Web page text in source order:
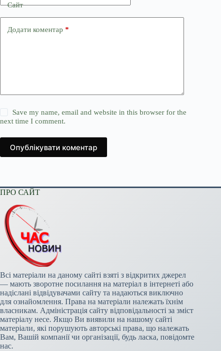
Сайт
Додати коментар *
Save my name, email and website in this browser for the
next time I comment.
Опублікувати коментар
ПРО САЙТ
Всі матеріали на даному сайті взяті з відкритих джерел
— мають зворотне посилання на матеріал в інтернеті або
надіслані відвідувачами сайту та надаються виключно
для ознайомлення. Права на матеріали належать їхнім
власникам. Адміністрація сайту відповідальності за зміст
матеріалу несе. Якщо Ви виявили на нашому сайті
матеріали, які порушують авторські права, що належать
Вам, Вашій компанії чи організації, будь ласка, повідомте
нас.